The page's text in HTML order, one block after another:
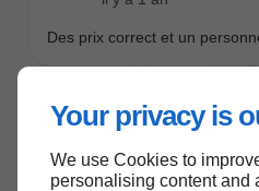
Your privacy is
We use Cookies to
personalising content and